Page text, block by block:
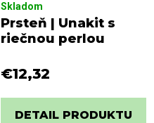
Prsteň | Unakit s
riečnou perlou
Skladom
€12,32
DETAIL PRODUKTU